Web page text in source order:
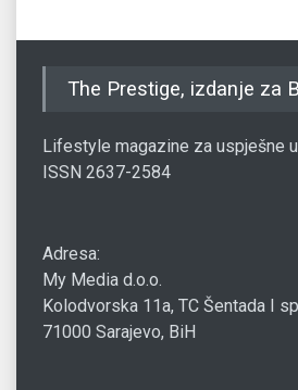
The Prestige, izdanje za
Lifestyle magazine za uspješne
ISSN 2637-2584
Adresa:
My Media d.o.o.
Kolodvorska 11a, TC Šentada I
71000 Sarajevo, BiH